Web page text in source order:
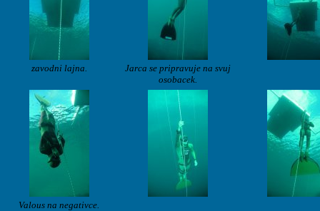
zavodni lajna.
Jarca se pripravuje na svuj
osobacek.
Valous na negativce.